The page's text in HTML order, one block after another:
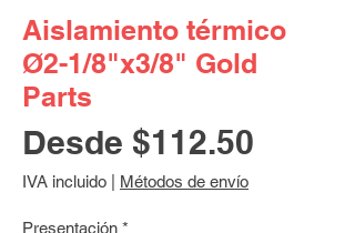
Aislamiento térmico
Ø2-1/8"x3/8" Gold
Parts
Desde $112.50
IVA incluido Métodos de envío
Presentación *